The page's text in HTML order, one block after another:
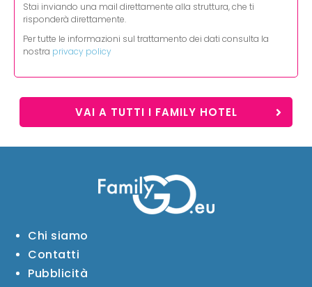
Stai inviando una mail direttamente alla struttura, che ti
risponderà direttamente.
Per tutte le informazioni sul trattamento dei dati consulta la
nostra privacy policy
VAI A TUTTI I FAMILY HOTEL
Chi siamo
Contatti
Pubblicità